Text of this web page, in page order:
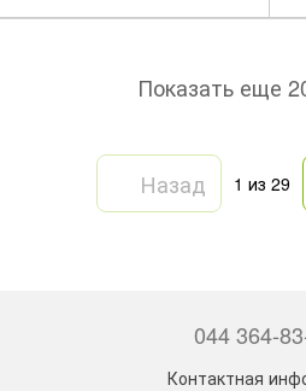
Показать еще
Назад 1 из 29
044 364-
Контактная